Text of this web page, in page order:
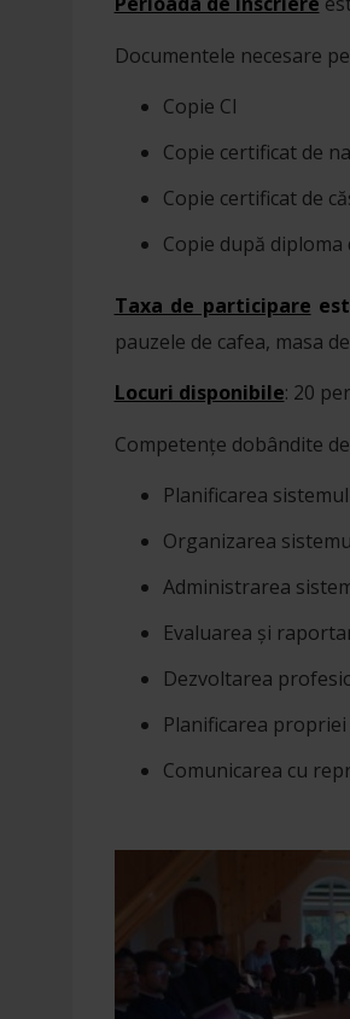
Documentele necesare
Copie CI
Copie certificat de
Copie certificat de
Copie după
Taxa de participare
pauzele de cafea, masa
Locuri disponibile: 20
Competențe dobândite
Planificarea
Organizarea
Administrarea
Evaluarea și
Dezvoltarea
Planificarea
Comunicarea cu